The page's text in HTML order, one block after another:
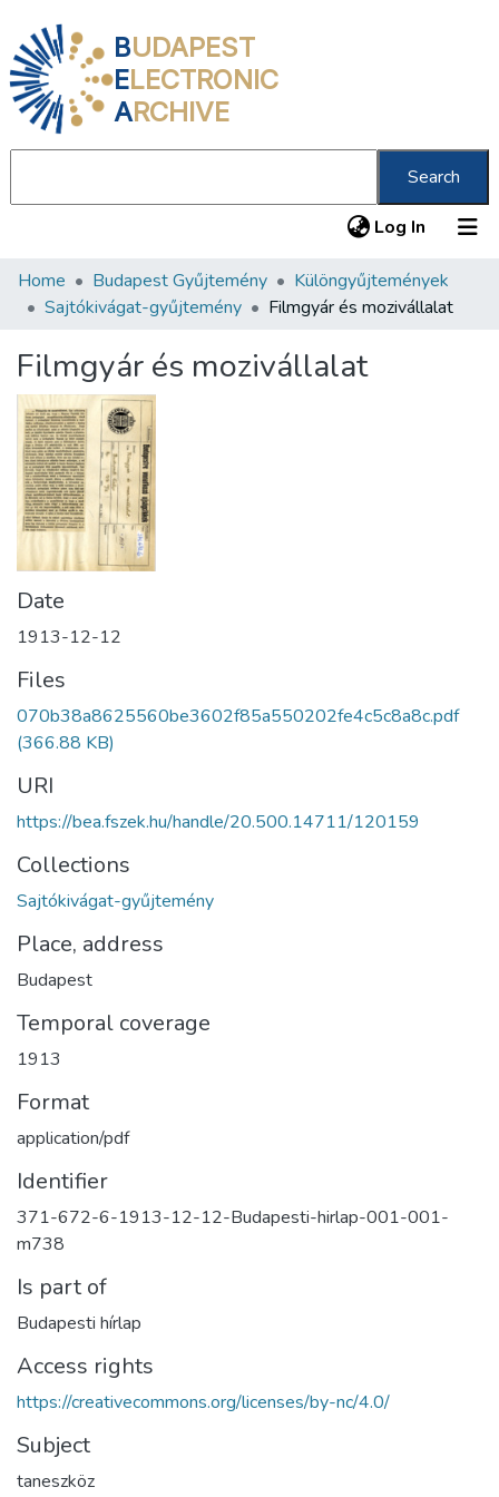
BUDAPEST
ELECTRONIC
ARCHIVE
Search
Log In (current)
Communities & Collections
Statistics
About us
Home Budapest Gyűjtemény
Különgyűjtemények
Sajtókivágat-gyűjtemény
Filmgyár és mozivállalat
Filmgyár és mozivállalat
Date
1913-12-12
Files
070b38a8625560be3602f85a550202fe4c5c8a8c.pdf
(366.88 KB)
URI
https://bea.fszek.hu/handle/20.500.14711/120159
Collections
Sajtókivágat-gyűjtemény
Place, address
Budapest
Temporal coverage
1913
Format
application/pdf
Identifier
371-672-6-1913-12-12-Budapesti-hirlap-001-001-
m738
Is part of
Budapesti hírlap
Access rights
https://creativecommons.org/licenses/by-nc/4.0/
Subject
taneszköz